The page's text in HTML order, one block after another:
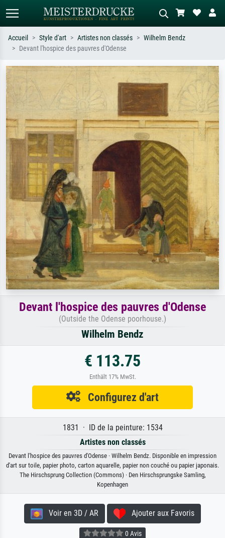
Recherchez par artiste, titre ou style –
ex. Monet, Nuit étoilée,
impressionnisme, vague de Hokusai,
nu.
Décrivez la scène – ex. prairie verte,
abstrait avec beaucoup de rouge,
tableau sombre, nu debout près d'un
Accueil Style d'art Artistes non classés
Wilhelm Bendz
Devant l'hospice des pauvres d'Odense
Devant l'hospice des pauvres d'Odense
(Outside the Odense poorhouse.)
Wilhelm Bendz
€ 113.75
Enthält 17% MwSt.
Configurez d'art
1831 · ID de la peinture: 1534
Artistes non classés
Devant l'hospice des pauvres d'Odense · Wilhelm Bendz. Disponible en impression
d'art sur toile, papier photo, carton aquarelle, papier non couché ou papier japonais.
The Hirschsprung Collection (Commons) · Den Hirschsprungske Samling,
Kopenhagen
Voir en 3D / AR Ajouter aux Favoris
0 Avis